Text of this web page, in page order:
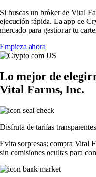
Si buscas un bróker de Vital
ejecución rápida. La app de
mercado para gestionar tu
Empieza ahora
Lo mejor de
Vital Farms, Inc.
Disfruta de tarifas transparentes
Evita sorpresas: compra Vital
sin comisiones ocultas para